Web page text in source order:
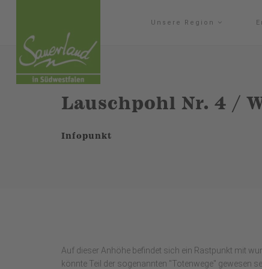
Unsere Region
Lauschpohl Nr. 4 /
Infopunkt
Auf dieser Anhöhe befindet sich ein Rastpunkt mit
könnte Teil der sogenannten "Totenwege" gewesen